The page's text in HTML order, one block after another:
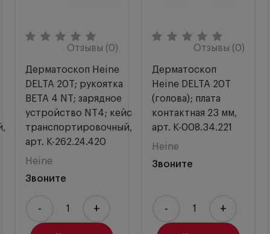
Отзывы (0)
Дерматоскоп Heine
DELTA 20T; рукоятка
BETA 4 NT; зарядное
устройство NT4; кейс
транспортировочный,
арт. K-262.24.420
Heine
Звоните
- +
Отзывы (0)
Дерматоскоп
Heine DELTA 20T
(голова); плата
контактная 23 мм,
арт. K-008.34.221
Heine
Звоните
- +